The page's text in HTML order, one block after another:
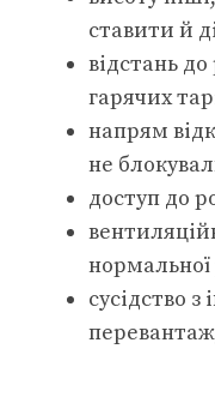
ставити й
відстань
гарячих
напрям
не
доступ до
сусідство